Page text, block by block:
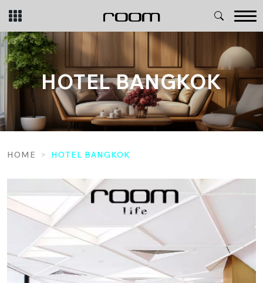
Skip
content
HOTEL BANGKOK
HOME HOTEL BANGKOK